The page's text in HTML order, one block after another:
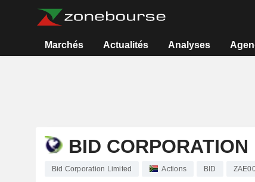
Marchés Actualités Analyses
BID
Bid Corporation Limited Actions BID